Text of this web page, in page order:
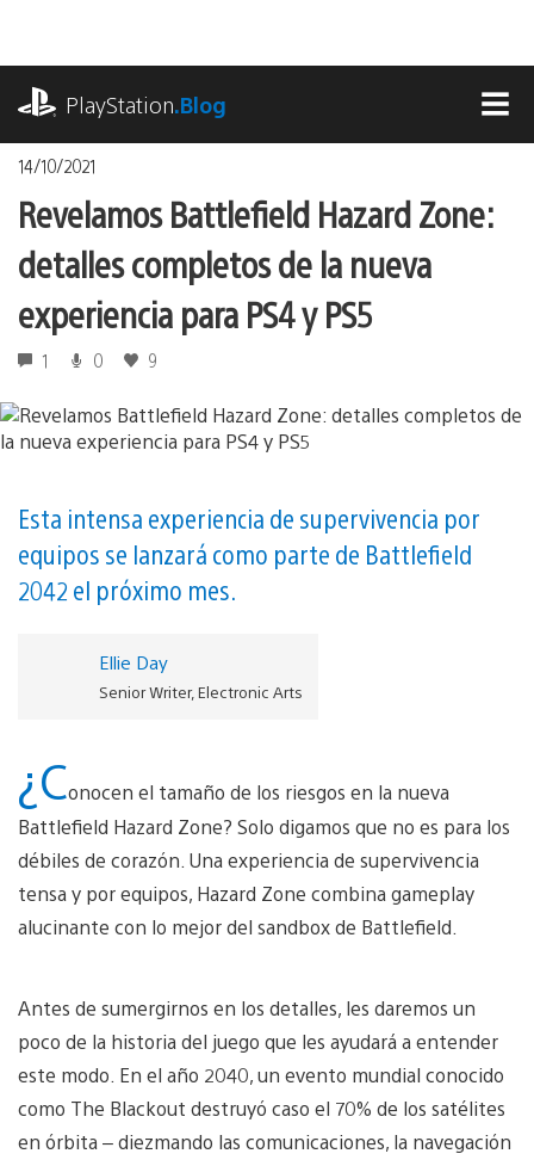
contenido
PlayStation.Blog
14/10/2021
Revelamos Battlefield Hazard Zone:
detalles completos de la nueva
experiencia para PS4 y PS5
1 0 9
Esta intensa experiencia de supervivencia por
equipos se lanzará como parte de Battlefield
2042 el próximo mes.
Ellie Day
Senior Writer, Electronic Arts
¿Conocen el tamaño de los riesgos en la nueva
Battlefield Hazard Zone? Solo digamos que no es para los
débiles de corazón. Una experiencia de supervivencia
tensa y por equipos, Hazard Zone combina gameplay
alucinante con lo mejor del sandbox de Battlefield.
Antes de sumergirnos en los detalles, les daremos un
poco de la historia del juego que les ayudará a entender
este modo. En el año 2040, un evento mundial conocido
como The Blackout destruyó caso el 70% de los satélites
en órbita – diezmando las comunicaciones, la navegación